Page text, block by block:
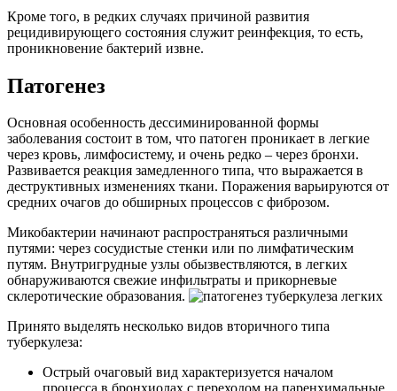
Кроме того, в редких случаях причиной развития
рецидивирующего состояния служит реинфекция, то есть,
проникновение бактерий извне.
Патогенез
Основная особенность дессиминированной формы
заболевания состоит в том, что патоген проникает в легкие
через кровь, лимфосистему, и очень редко – через бронхи.
Развивается реакция замедленного типа, что выражается в
деструктивных изменениях ткани. Поражения варьируются от
средних очагов до обширных процессов с фиброзом.
Микобактерии начинают распространяться различными
путями: через сосудистые стенки или по лимфатическим
путям. Внутригрудные узлы обызвествляются, в легких
обнаруживаются свежие инфильтраты и прикорневые
склеротические образования.
Принято выделять несколько видов вторичного типа
туберкулеза:
Острый очаговый вид характеризуется началом